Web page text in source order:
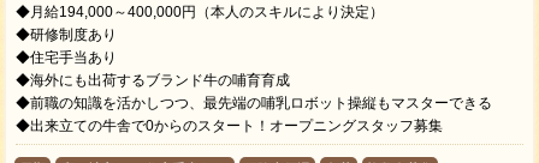
◆月給194,000～400,000円（本人のスキルにより決定）
◆研修制度あり
◆住宅手当あり
◆海外にも出荷するブランド牛の哺育育成
◆前職の知識を活かしつつ、最先端の哺乳ロボット操縦もマスターできる
◆出来立ての牛舎で0からのスタート！オープニングスタッフ募集